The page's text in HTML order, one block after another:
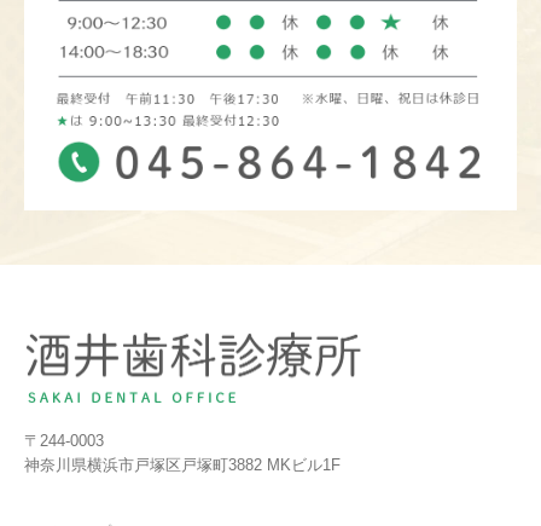
〒244-0003
神奈川県横浜市戸塚区戸塚町3882 MKビル1F